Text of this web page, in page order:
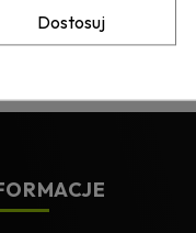
OTRZYMUJ
Dostosuj